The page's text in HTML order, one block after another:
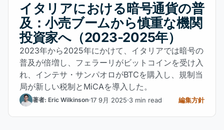
イタリアにおける暗号通貨の普
及：小売ブームから慎重な機関
投資家へ（2023-2025年）
2023年から2025年にかけて、イタリアでは暗号の
普及が倍増し、フェラーリがビットコインを受け入
れ、インテサ・サンパオロがBTCを購入し、規制当
局が新しい税制とMiCAを導入した。
著者: Eric Wilkinson 17 9月 2025 3 min read 編集方針